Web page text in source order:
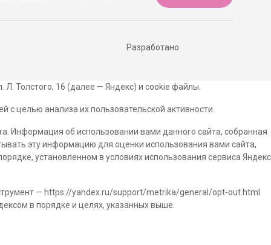
Разработано
Толстого, 16 (далее — Яндекс) и cookie файлы.
целью анализа их пользовательской активности.
Информация об использовании вами данного сайта, собранная
эту информацию для оценки использования вами сайта,
установленном в условиях использования сервиса Яндекс
— https://yandex.ru/support/metrika/general/opt-out.html
в порядке и целях, указанных выше.